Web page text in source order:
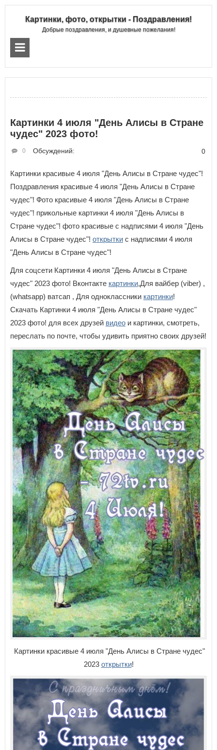
Картинки, фото, открытки - Поздравления!
Добрые поздравления, и душевные пожелания!
Картинки 4 июля "День Алисы в Стране
чудес" 2023 фото!
Обсуждений:
0 0
Картинки красивые 4 июля "День Алисы в Стране чудес"!
Поздравления красивые 4 июля "День Алисы в Стране
чудес"! Фото красивые 4 июля "День Алисы в Стране
чудес"! прикольные картинки 4 июля "День Алисы в
Стране чудес"! фото красивые с надписями 4 июля "День
Алисы в Стране чудес"! открытки с надписями 4 июля
"День Алисы в Стране чудес"!
Для соцсети Картинки 4 июля "День Алисы в Стране
чудес" 2023 фото! Вконтакте картинки,Для вайбер (viber) ,
(whatsapp) ватсап , Для одноклассники картинки!
Скачать Картинки 4 июля "День Алисы в Стране чудес"
2023 фото! для всех друзей видео и картинки, смотреть,
переслать по почте, чтобы удивить приятно своих друзей!
Картинки красивые 4 июля "День Алисы в Стране чудес"
2023 открытки!